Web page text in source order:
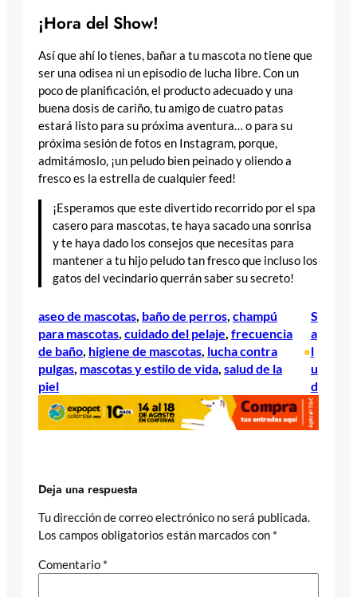
¡Hora del Show!
Así que ahí lo tienes, bañar a tu mascota no tiene que
ser una odisea ni un episodio de lucha libre. Con un
poco de planificación, el producto adecuado y una
buena dosis de cariño, tu amigo de cuatro patas
estará listo para su próxima aventura… o para su
próxima sesión de fotos en Instagram, porque,
admitámoslo, ¡un peludo bien peinado y oliendo a
fresco es la estrella de cualquier feed!
¡Esperamos que este divertido recorrido por el spa
casero para mascotas, te haya sacado una sonrisa
y te haya dado los consejos que necesitas para
mantener a tu hijo peludo tan fresco que incluso los
gatos del vecindario querrán saber su secreto!
aseo de mascotas, baño de perros, champú
para mascotas, cuidado del pelaje, frecuencia
de baño, higiene de mascotas, lucha contra
pulgas, mascotas y estilo de vida, salud de la
piel
•
S
a
l
u
d
Deja una respuesta
Tu dirección de correo electrónico no será publicada.
Los campos obligatorios están marcados con *
Comentario *